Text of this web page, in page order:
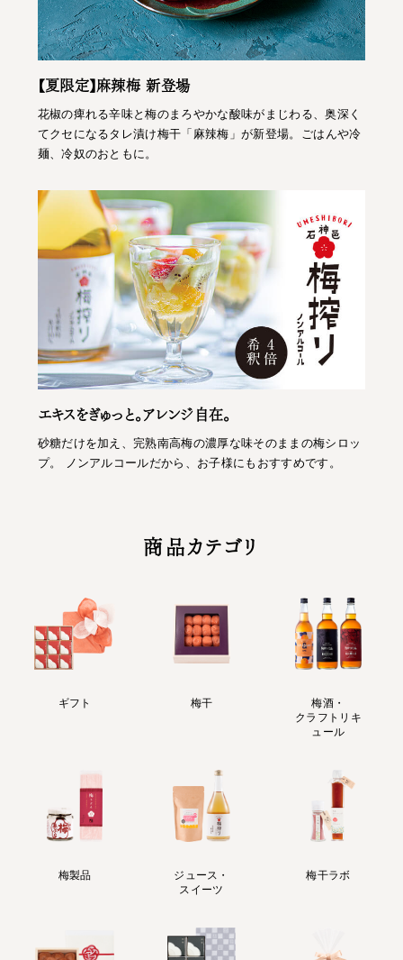
【夏限定】麻辣梅 新登場
花椒の痺れる辛味と梅のまろやかな酸味がまじわる、奥深く
てクセになるタレ漬け梅干「麻辣梅」が新登場。ごはんや冷
麺、冷奴のおともに。
エキスをぎゅっと。アレンジ自在。
砂糖だけを加え、完熟南高梅の濃厚な味そのままの梅シロッ
プ。 ノンアルコールだから、お子様にもおすすめです。
商品カテゴリ
ギフト 梅干
梅酒・
クラフトリキ
ュール
梅製品
ジュース・
スイーツ
梅干ラボ